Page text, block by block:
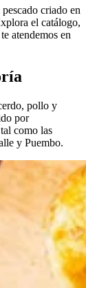
criado en
el catálogo,
atendemos en
pollo y
por
como las
y Puembo.